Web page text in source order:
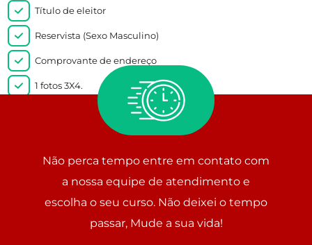
Título de eleitor
Reservista (Sexo Masculino)
Comprovante de endereço
1 fotos 3X4.
Histórico Escolar 1º Grau ou Declaração de conclusão de
Não perca tempo entre em contato com
a nossa equipe de atendimento e
escolha o seu curso. Não deixei o tempo
passar, Mude a sua vida!